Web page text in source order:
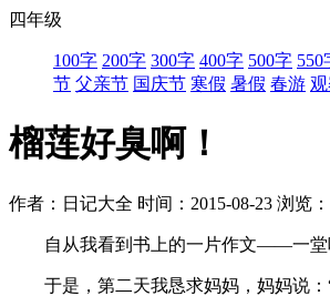
四年级
100字 200字 300字 400字 500字 550
节 父亲节 国庆节 寒假 暑假 春游
榴莲好臭啊！
作者：日记大全 时间：2015-08-23 浏览：
自从我看到书上的一片作文——一堂吃
于是，第二天我恳求妈妈，妈妈说：“